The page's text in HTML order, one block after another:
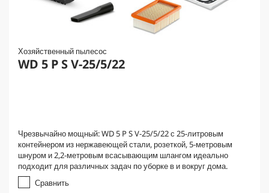
Хозяйственный пылесос
WD 5 P S V-25/5/22
Чрезвычайно мощный: WD 5 P S V-25/5/22 с 25-литровым
контейнером из нержавеющей стали, розеткой, 5-метровым
шнуром и 2,2-метровым всасывающим шлангом идеально
подходит для различных задач по уборке в и вокруг дома.
Сравнить